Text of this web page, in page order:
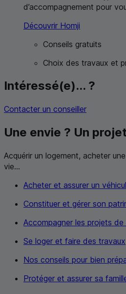
d’accompagnement pour
Découvrir Homji
Conseils gratuits
Choix des travaux et
Intéressé(e)... ?
Contacter un conseiller
Une envie ? Un
Acquérir un logement, acheter
vie...
Acheter et assurer un
Constituer et gérer son
Accompagner les projets
Se loger et faire des travaux
Nos conseils pour bien
Protéger et assurer sa